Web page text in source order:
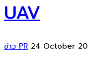
UAV
ข่าว PR 24 October